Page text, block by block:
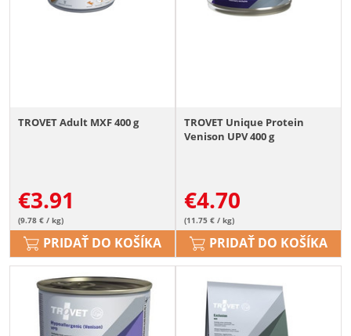
TROVET Adult MXF 400 g
€3.91
(9.78 € / kg)
PRIDAŤ DO KOŠÍKA
TROVET Unique Protein
Venison UPV 400 g
€4.70
(11.75 € / kg)
PRIDAŤ DO KOŠÍKA